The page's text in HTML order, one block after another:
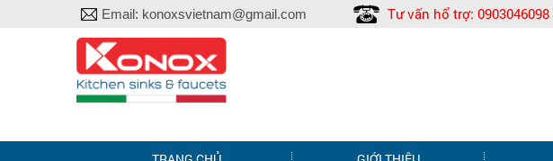
Email: konoxsvietnam@gmail.com Tư vấn hổ trợ: 0903046098